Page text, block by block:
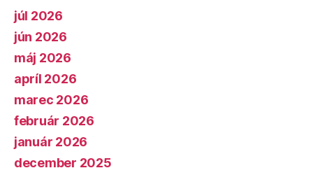
júl 2026
jún 2026
máj 2026
apríl 2026
marec 2026
február 2026
január 2026
december 2025